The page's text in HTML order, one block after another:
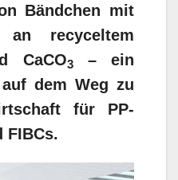
Bändchen mit
an recyceltem
CaCO3– ein
dem Weg zu
für PP-
FIBCs.